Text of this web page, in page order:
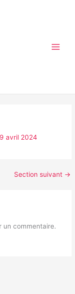
avril 2024
Section suivant →
un commentaire.